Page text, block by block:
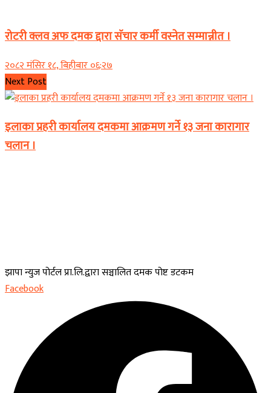
रोटरी क्लव अफ दमक द्दारा सॅचार कर्मी वस्नेत सम्मान्नीत ।
२०८२ मंसिर १८, बिहीबार ०६:२७
Next Post
इलाका प्रहरी कार्यालय दमकमा आक्रमण गर्ने १३ जना कारागार
चलान ।
झापा न्युज पोर्टल प्रा.लि.द्वारा सञ्चालित दमक पोष्ट डटकम
Facebook